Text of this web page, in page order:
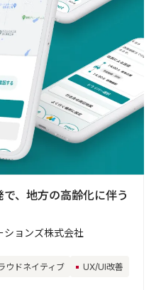
、地方の高齢化に伴う
ションズ株式会社
ウドネイティブ UX/UI改善